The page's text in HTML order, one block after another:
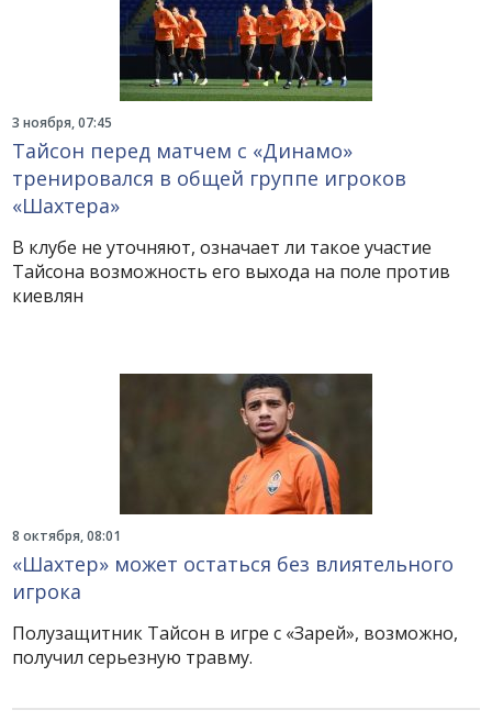
3 ноября, 07:45
Тайсон перед матчем с «Динамо»
тренировался в общей группе игроков
«Шахтера»
В клубе не уточняют, означает ли такое участие
Тайсона возможность его выхода на поле против
киевлян
8 октября, 08:01
«Шахтер» может остаться без влиятельного
игрока
Полузащитник Тайсон в игре с «Зарей», возможно,
получил серьезную травму.